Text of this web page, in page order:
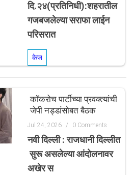
दि.२४(प्रतिनिधी):शहरातील
गजबजलेल्या सराफा लाईन
परिसरात
केज
कॉकरोच पार्टीच्या प्रवक्त्यांची
जेपी नड्डांसोबत बैठक
Jul 24, 2026 / 0 Comments
नवी दिल्ली : राजधानी दिल्लीत
सुरू असलेल्या आंदोलनावर
अखेर स